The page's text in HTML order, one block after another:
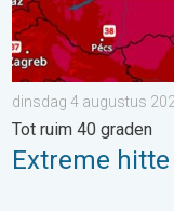
dinsdag 4 augustus
Tot ruim 40 graden
Extreme